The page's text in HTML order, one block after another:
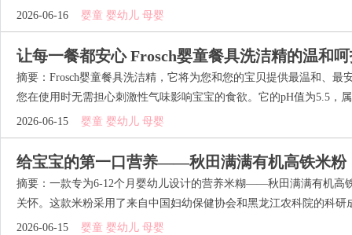
2026-06-16 婴童 婴幼儿 母婴
让每一餐都安心 Frosch婴童餐具洗洁精的温和
摘要：Frosch婴童餐具洗洁精，它将为您和您的宝贝提供最温和、最
您在使用时无需担心刺激性气味影响宝宝的食欲。它的pH值为5.5，
2026-06-15 婴童 婴幼儿 母婴
给宝宝的第一口营养——秋田满满有机高铁米粉
摘要：一款专为6-12个月婴幼儿设计的营养米糊——秋田满满有机高
关怀。这款米粉采用了来自中国妇幼保健协会和黑龙江农科院的科研
2026-06-15 婴童 婴幼儿 母婴